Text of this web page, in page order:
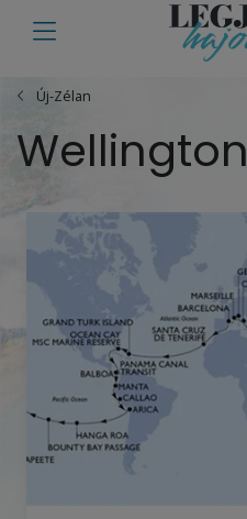
Új-Zélan
Wellington